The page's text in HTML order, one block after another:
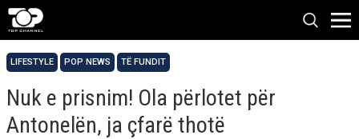
LIFESTYLE POP NEWS TË FUNDIT
Nuk e prisnim! Ola përlotet për
Antonelën, ja çfarë thotë